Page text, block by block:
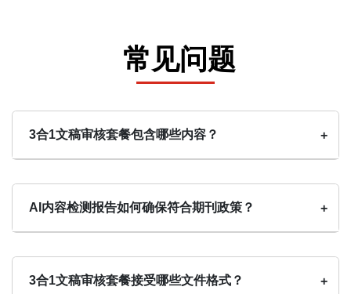
常见问题
3合1文稿审核套餐包含哪些内容？ +
AI内容检测报告如何确保符合期刊政策？ +
3合1文稿审核套餐接受哪些文件格式？ +